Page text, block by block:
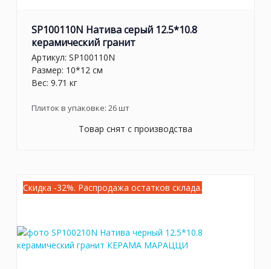
SP100110N Натива серый 12.5*10.8
керамический гранит
Артикул: SP100110N
Размер: 10*12 см
Вес: 9.71 кг
Плиток в упаковке: 26шт
Товар снят с производства
Скидка -32%. Распродажа остатков склада.